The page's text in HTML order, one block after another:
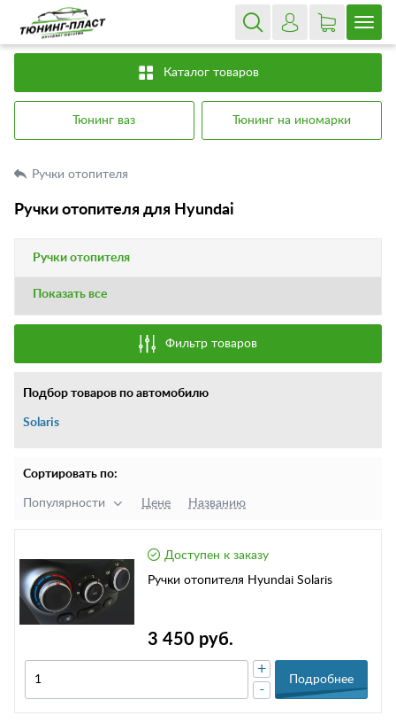
Каталог товаров
Тюнинг ваз Тюнинг на иномарки
Ручки отопителя
Ручки отопителя для Hyundai
Ручки отопителя
Показать все
Фильтр товаров
Подбор товаров по автомобилю
Solaris
Сортировать по:
Популярности Цене Названию
Доступен к заказу
Ручки отопителя Hyundai Solaris
3 450 руб.
-
+
Подробнее